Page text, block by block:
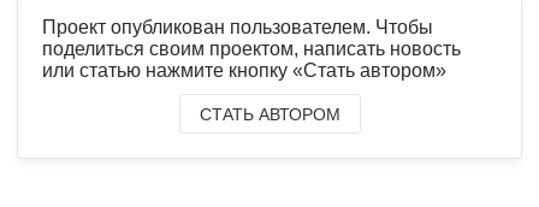
Проект опубликован пользователем. Чтобы
поделиться своим проектом, написать новость
или статью нажмите кнопку «Стать автором»
СТАТЬ АВТОРОМ